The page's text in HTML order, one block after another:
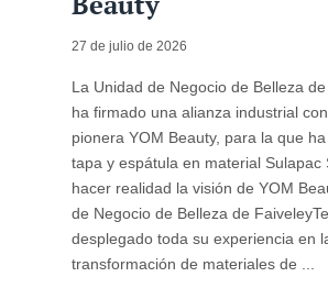
27 de julio de 2026
La Unidad de Negocio de Belleza
ha firmado una alianza industrial
pionera YOM Beauty, para la que
tapa y espátula en material Sulapac
hacer realidad la visión de YOM
de Negocio de Belleza de
desplegado toda su experiencia en
transformación de materiales de ...